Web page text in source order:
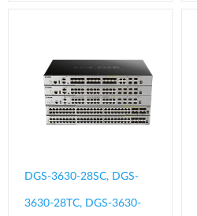
DGS-3630-28SC, DGS-
3630-28TC, DGS-3630-